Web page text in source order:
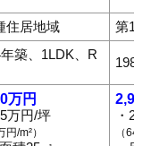
住居地域 第1
築、1LDK、R
万円
万円/坪
円/m²）
・
（